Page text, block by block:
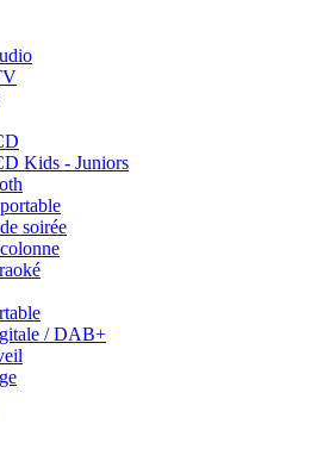
Kids - Juniors
soirée
/ DAB+